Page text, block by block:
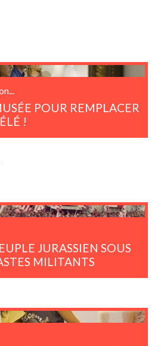
POUR REMPLACER
!
JURASSIEN SOUS
MILITANTS